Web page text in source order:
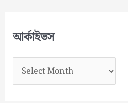
হ
আর্কাইভস
র্কা